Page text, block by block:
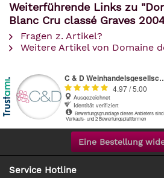
Weiterführende Links zu
Blanc Cru classé Graves
Fragen z. Artikel?
Weitere Artikel von Domaine
Eine Bestellung
Service Hotline